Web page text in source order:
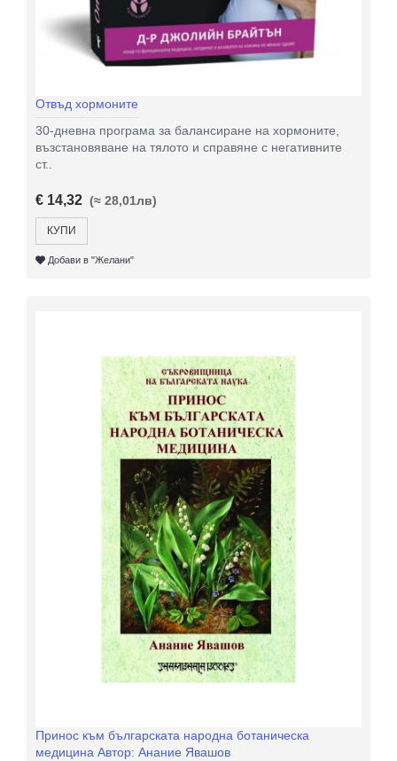
Отвъд хормоните
30-дневна програма за балансиране на хормоните,
възстановяване на тялото и справяне с негативните
ст..
€ 14,32 (≈ 28,01лв)
КУПИ
Добави в "Желани"
Принос към българската народна ботаническа
медицина Автор: Анание Явашов